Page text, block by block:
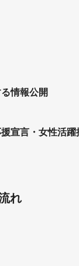
情報公開
宣言・女性活躍
れ